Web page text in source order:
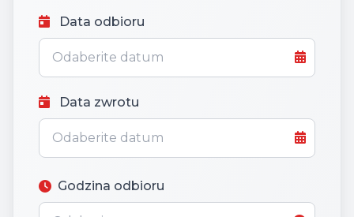
Data odbioru
Data zwrotu
Godzina odbioru